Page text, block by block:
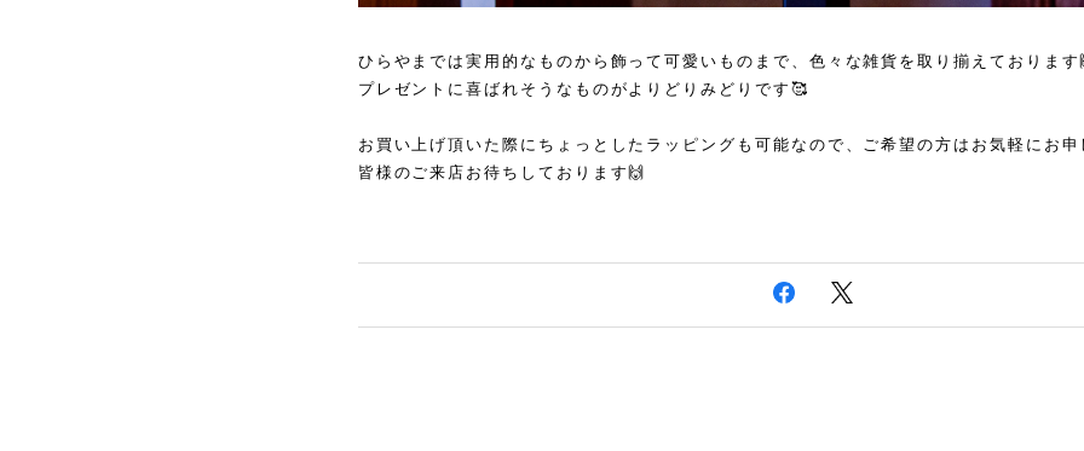
ひらやまでは実用的なものから飾って可愛いものまで、色々な雑貨を取り揃えております
プレゼントに喜ばれそうなものがよりどりみどりです🥰
お買い上げ頂いた際にちょっとしたラッピングも可能なので、ご希望の方はお気軽にお
皆様のご来店お待ちしております🙌